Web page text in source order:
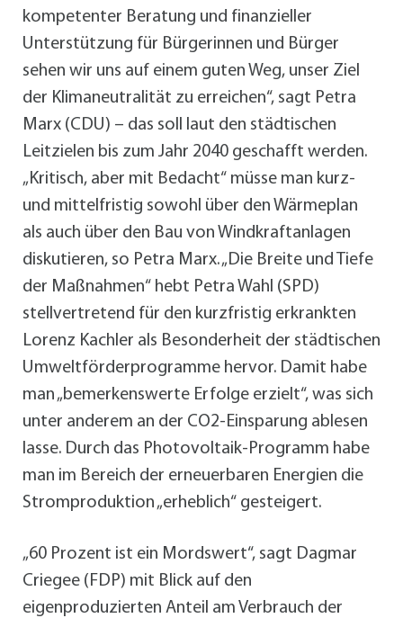
kompetenter Beratung und finanzieller
Unterstützung für Bürgerinnen und Bürger
sehen wir uns auf einem guten Weg, unser Ziel
der Klimaneutralität zu erreichen“, sagt Petra
Marx (CDU) – das soll laut den städtischen
Leitzielen bis zum Jahr 2040 geschafft werden.
„Kritisch, aber mit Bedacht“ müsse man kurz-
und mittelfristig sowohl über den Wärmeplan
als auch über den Bau von Windkraftanlagen
diskutieren, so Petra Marx. „Die Breite und Tiefe
der Maßnahmen“ hebt Petra Wahl (SPD)
stellvertretend für den kurzfristig erkrankten
Lorenz Kachler als Besonderheit der städtischen
Umweltförderprogramme hervor. Damit habe
man „bemerkenswerte Erfolge erzielt“, was sich
unter anderem an der CO2-Einsparung ablesen
lasse. Durch das Photovoltaik-Programm habe
man im Bereich der erneuerbaren Energien die
Stromproduktion „erheblich“ gesteigert.
„60 Prozent ist ein Mordswert“, sagt Dagmar
Criegee (FDP) mit Blick auf den
eigenproduzierten Anteil am Verbrauch der